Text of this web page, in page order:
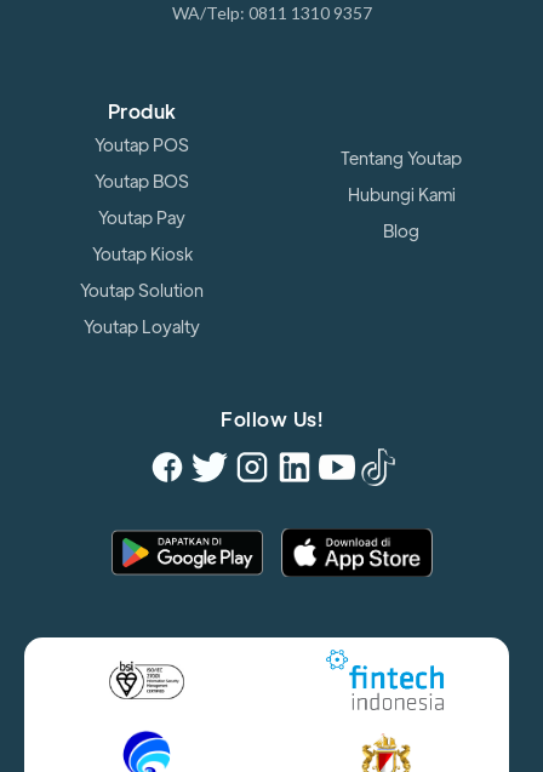
WA/Telp: 0811 1310 9357
Produk
Youtap POS
Youtap BOS
Youtap Pay
Youtap Kiosk
Youtap Solution
Youtap Loyalty
Tentang Youtap
Hubungi Kami
Blog
Follow Us!